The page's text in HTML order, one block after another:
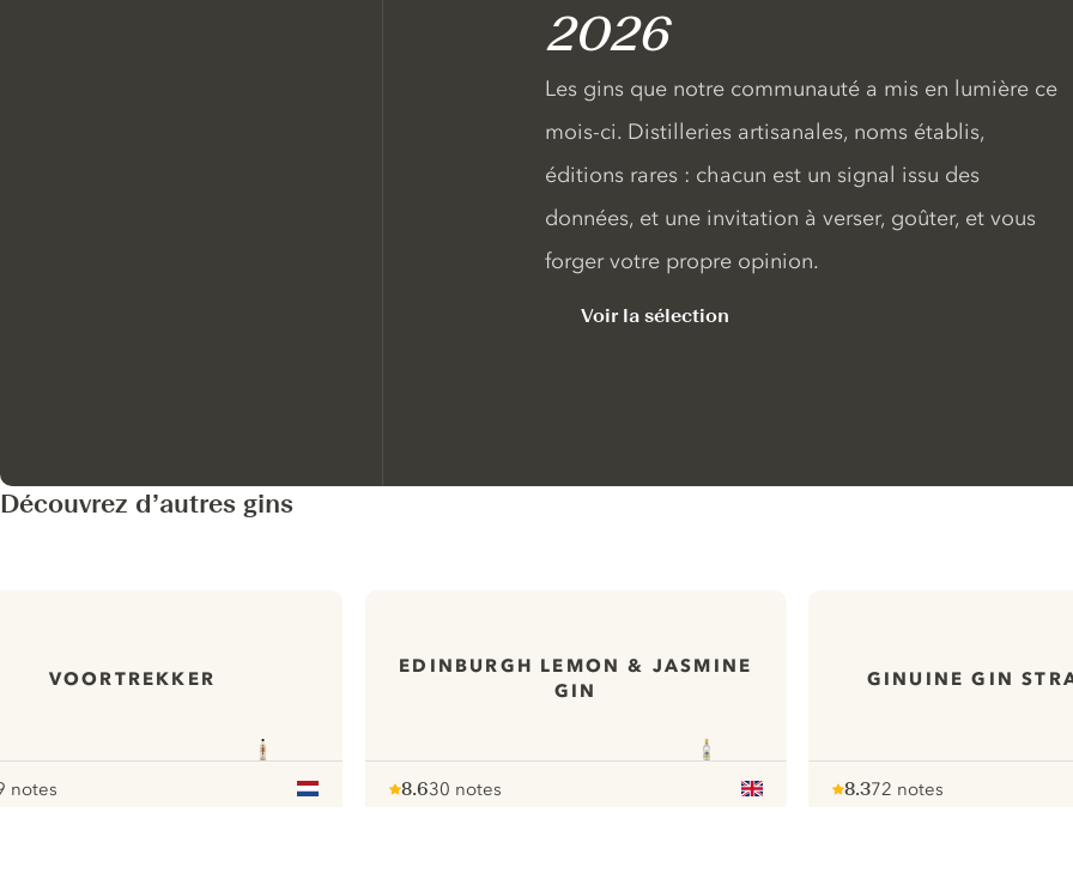
2026
Les gins que notre communauté a mis en lumière ce
mois-ci. Distilleries artisanales, noms établis,
éditions rares : chacun est un signal issu des
données, et une invitation à verser, goûter, et vous
forger votre propre opinion.
Voir la sélection
Découvrez d’autres gins
VOORTREKKER
notes
EDINBURGH LEMON & JASMINE
GIN
8.630 notes
GINUINE GIN
8.372 notes